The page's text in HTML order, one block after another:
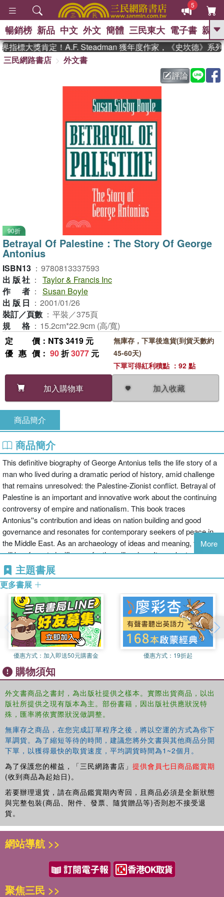
5
GO
父親節 、 如果歷
暑期推薦 、 國際布克
登輝時代 、 數學女孩：黎曼猜想
偉大的迷走神經
暢銷榜 新品 中文 外文 簡體 三民東大 電子書 親子
標大獎肯定！A.F. Steadman 獲年度作家，《史坎德》系列
三民網路書店
外文書
評論
90折
Betrayal Of Palestine：The Story Of George
Antonius
ISBN13 ： 9780813337593
出版社 ： Taylor & Francis Inc
作者 ： Susan Boyle
出版日 ： 2001/01/26
裝訂／頁數 ： 平裝／375頁
規格 ： 15.2cm*22.9cm (高/寬)
定價 ：NT$ 3419 元
優惠價 ： 90折3077 元
加入購物車 加入收藏
無庫存，下單後進貨(到貨天數約
45-60天)
下單可得紅利積點 ：92 點
商品簡介
商品簡介
This definitive biography of George Antonius tells the life story of a
man who lived during a dramatic period of history, amid challenge
that remains unresolved: the Palestine-Zionist conflict. Betrayal of
Palestine is an important and innovative work about the continuing
controversy of empire and nationalism. This book traces
Antonius''s contribution and ideas on nation building and good
governance and resonates for contemporary seekers of peace in
the Middle East. As an archaeology of ideas and meaning, the book
will be of great significance for the millennium. It speaks to the
paradigm of a conqueror''s code, and to the ever present danger of
special interests capturing public policy and corrupting good
governance.By rediscovering Antonius''s message about
institutions and nation building, and the true meaning of morality,
conscience and public service, Betrayal of Palestine speaks to
contemporary people in a voice that reconnects the past with the
present. The book offers hope to a region where many solutions
have failed, and a reminder that the solutions have been there all
along, in the people and traditions of the Middle East, but they have
been obscured by a conqueror''s code of empire and nationalism. It
is a reminder of the genius of democracy and the power of first
principles: that ordinary people are important, that power must be
shared, and that society as nation transcends tribalism and its
more virulent contemporary form: nationalism.
More
主題書展
更多書展
優惠方式： 加入即送50元購書金 優惠方式： 19折起
購物須知
外文書商品之書封，為出版社提供之樣本。實際出貨商品，以出
版社所提供之現有版本為主。部份書籍，因出版社供應狀況特
殊，匯率將依實際狀況做調整。
無庫存之商品，在您完成訂單程序之後，將以空運的方式為你下
單調貨。為了縮短等待的時間，建議您將外文書與其他商品分開
下單，以獲得最快的取貨速度，平均調貨時間為1~2個月。
為了保護您的權益，「三民網路書店」 提供會員七日商品鑑賞期
(收到商品為起始日)。
若要辦理退貨，請在商品鑑賞期內寄回，且商品必須是全新狀態
與完整包裝(商品、附件、發票、隨貨贈品等)否則恕不接受退
貨。
網站導航 >>
聚焦三民 >>